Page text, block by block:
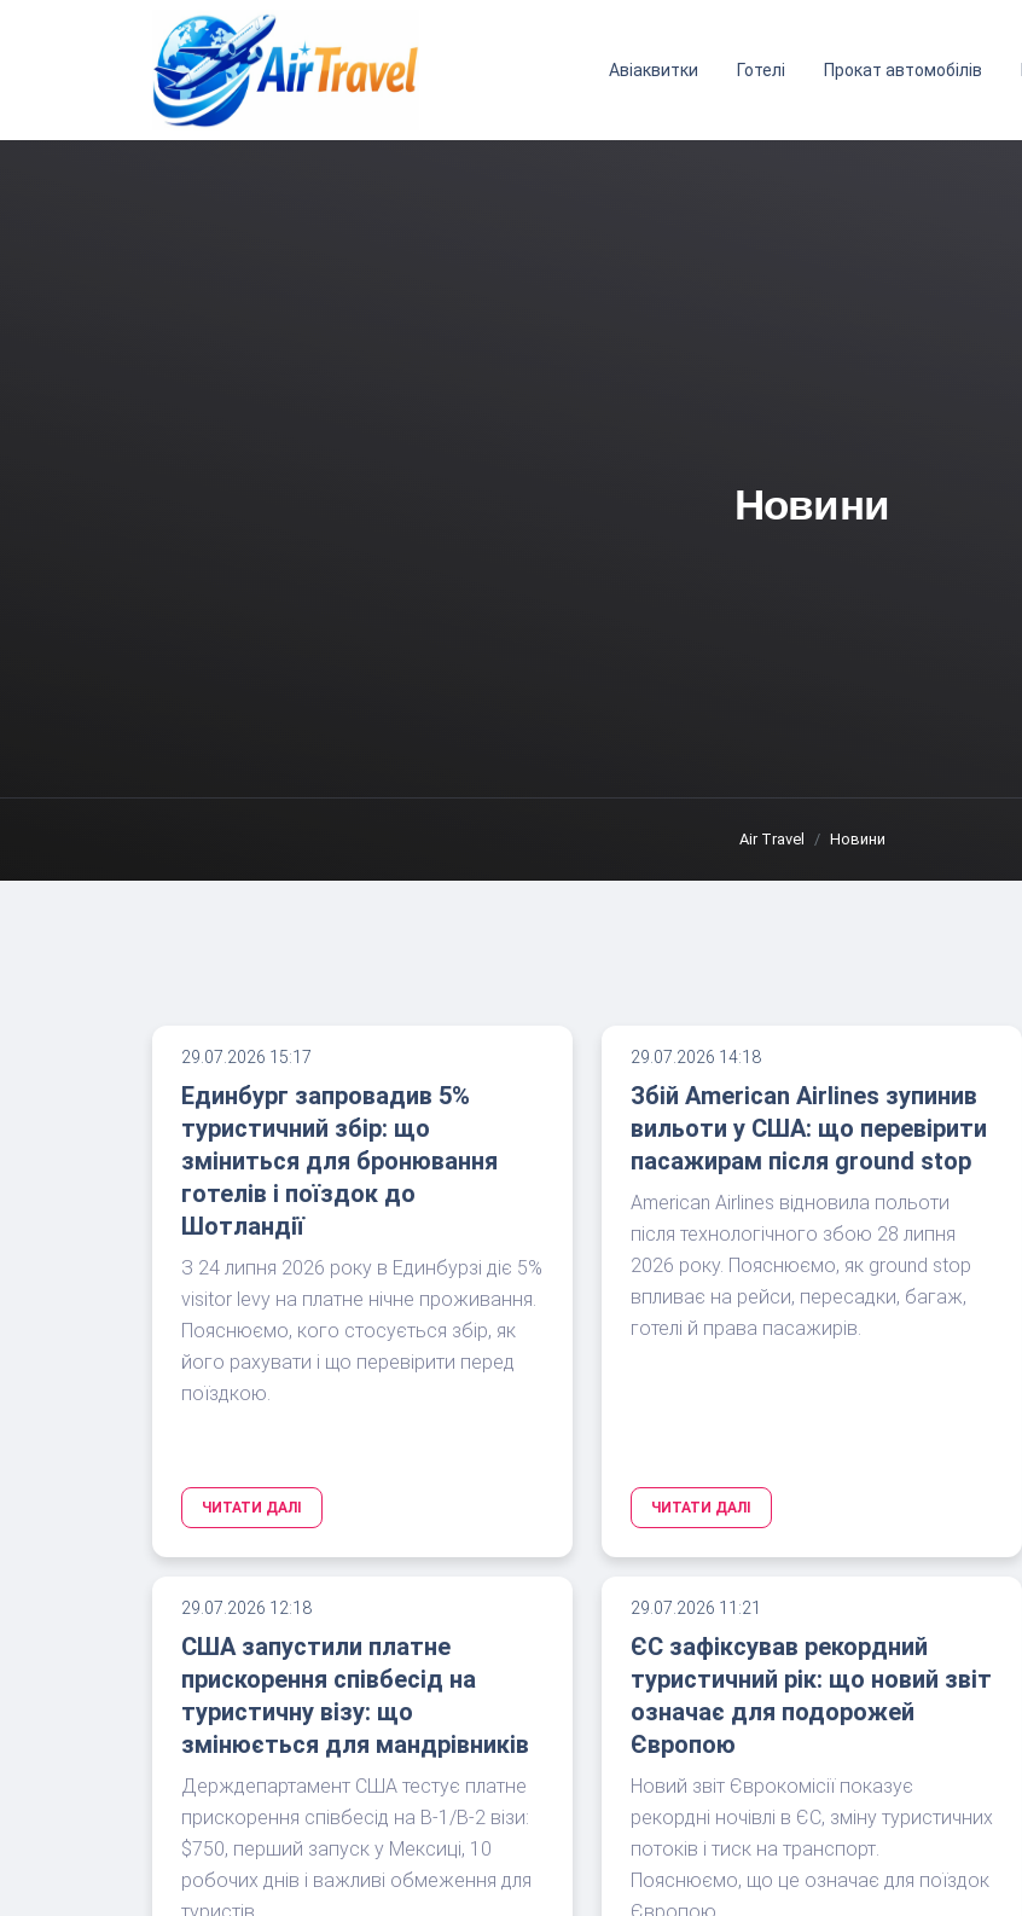
Авіаквитки Готелі Прокат автомобілів
Новини
Air Travel Новини
29.07.2026 15:17
Единбург запровадив 5%
туристичний збір: що
зміниться для бронювання
готелів і поїздок до
Шотландії
З 24 липня 2026 року в Единбурзі діє 5%
visitor levy на платне нічне проживання.
Пояснюємо, кого стосується збір, як
його рахувати і що перевірити перед
поїздкою.
ЧИТАТИ ДАЛІ
29.07.2026 14:18
Збій American Airlines зупинив
вильоти у США: що перевірити
пасажирам після ground stop
American Airlines відновила польоти
після технологічного збою 28 липня
2026 року. Пояснюємо, як ground stop
впливає на рейси, пересадки, багаж,
готелі й права пасажирів.
ЧИТАТИ ДАЛІ
29.07.2026 12:18
США запустили платне
прискорення співбесід на
туристичну візу: що
змінюється для мандрівників
Держдепартамент США тестує платне
прискорення співбесід на B-1/B-2 візи:
$750, перший запуск у Мексиці, 10
робочих днів і важливі обмеження для
29.07.2026 11:21
ЄС зафіксував рекордний
туристичний рік: що новий звіт
означає для подорожей
Європою
Новий звіт Єврокомісії показує
рекордні ночівлі в ЄС, зміну туристичних
потоків і тиск на транспорт.
Пояснюємо, що це означає для поїздок